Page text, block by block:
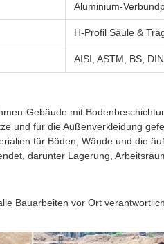
Aluminium-
H-Profil Säule &
AISI, ASTM, BS,
Gebäude mit
und für die Außenverkleidung
für Böden, Wände und die
darunter Lagerung,
Bauarbeiten vor Ort